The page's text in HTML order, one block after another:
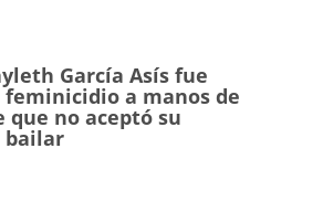
García Asís fue
a manos de
que no aceptó su
bailar